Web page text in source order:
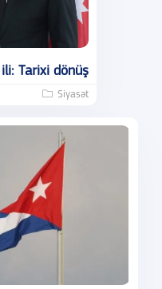
Tarixi dönüş
Siyasət